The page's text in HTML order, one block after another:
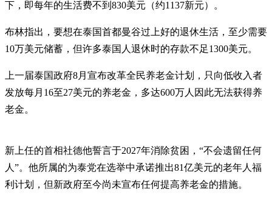
下，即每年的生活费不到830美元（约1137新元）。
布林指出，要想在泰国首都曼谷过上好的退休生活，至少需要
10万美元储蓄，但许多泰国人退休时的存款不足1300美元。
上一届泰国政府8月宣布改革全民养老金计划，只向低收入者
发放每月16至27美元的养老金，多达600万人因此无法获得养
老金。
新上任的首相社德他誓言于2027年消除贫困，“不会遗留任何
人”。他所属的为泰党在选举中承诺推出81亿美元的老年人福
利计划，但新政府至今尚未宣布任何提高养老金的措施。